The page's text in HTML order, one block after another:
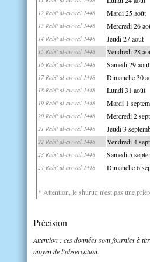
12 Rabi' al-awwal 1448 Mardi 25 août
13 Rabi' al-awwal 1448 Mercredi 26
14 Rabi' al-awwal 1448 Jeudi 27 août
15 Rabi' al-awwal 1448 Vendredi 28
16 Rabi' al-awwal 1448 Samedi 29 août
17 Rabi' al-awwal 1448 Dimanche 30
18 Rabi' al-awwal 1448 Lundi 31 août
19 Rabi' al-awwal 1448 Mardi 1
20 Rabi' al-awwal 1448 Mercredi 2
21 Rabi' al-awwal 1448 Jeudi 3
22 Rabi' al-awwal 1448 Vendredi 4
23 Rabi' al-awwal 1448 Samedi 5
24 Rabi' al-awwal 1448 Dimanche 6
* Attention, le shuruq n'est pas une
Précision
Attention : ces données sont fournies à
moyen de l'observation.